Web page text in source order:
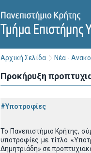
Αρχική Σελίδα Νέα -
Προκήρυξη
#Υποτροφίες
Το Πανεπιστήμιο Κρήτης,
υποτροφίες με τίτλο
Δημητριάδη» σε